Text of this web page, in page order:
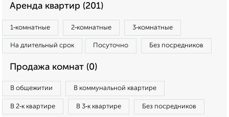
Аренда квартир (201)
1‑комнатные 2‑комнатные 3‑комнатные
На длительный срок Посуточно Без посредников
Продажа комнат (0)
В общежитии В коммунальной квартире
В 2‑к квартире В 3‑к квартире Без посредников